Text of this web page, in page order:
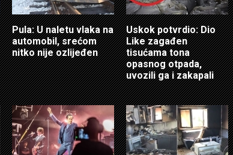
Pula: U naletu vlaka na
automobil, srećom
nitko nije ozlijeđen
Uskok potvrdio: Dio
Like zagađen
tisućama tona
opasnog otpada,
uvozili ga i zakapali